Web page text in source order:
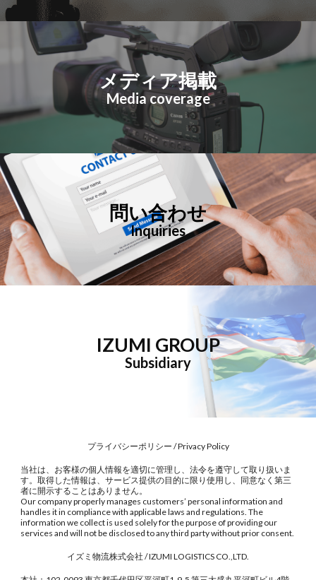
メディア掲載
Media coverage
問い合わせ
Inquiries
IZUMI GROUP
Subsidiary
プライバシーポリシー /Privacy Policy
当社は、お客様の個人情報を適切に管理し、法令を遵守して取り扱いま
す。取得した情報は、サービス提供の目的に限り使用し、同意なく第三
者に開示することはありません。
Our company properly manages customers’ personal information and
handles it in compliance with applicable laws and regulations. The
information we collect is used solely for the purpose of providing our
services and will not be disclosed to any third party without prior consent.
イズミ物流株式会社 / IZUMI LOGISTICS CO.,LTD.